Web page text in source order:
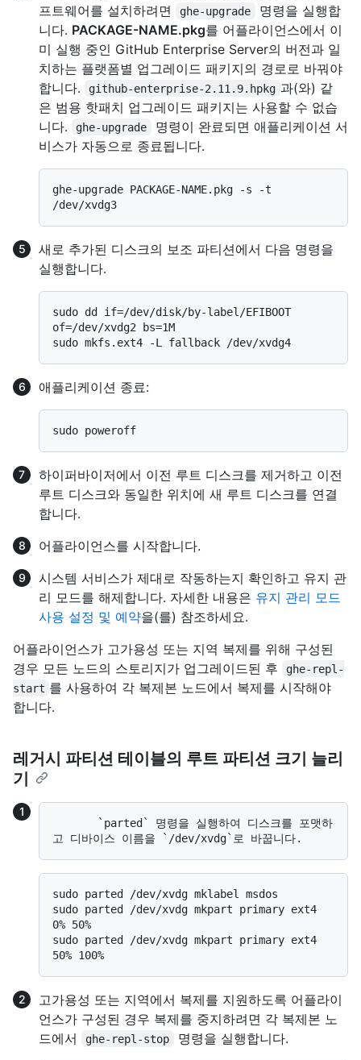
프트웨어를 설치하려면
ghe-upgrade
명령을 실행합
니다. PACKAGE-NAME.pkg를 어플라이언스에서 이
미 실행 중인 GitHub Enterprise Server의 버전과 일
치하는 플랫폼별 업그레이드 패키지의 경로로 바꿔야
합니다.
github-enterprise-2.11.9.hpkg 과(와) 같
은 범용 핫패치 업그레이드 패키지는 사용할 수 없습
니다.
ghe-upgrade
명령이 완료되면 애플리케이션 서
비스가 자동으로 종료됩니다.
ghe-upgrade PACKAGE-NAME.pkg -s -t
새로 추가된 디스크의 보조 파티션에서 다음 명령을
실행합니다.
sudo dd if=/dev/disk/by-label/EFIBOOT
of=/dev/xvdg2 bs=1M
애플리케이션 종료:
하이퍼바이저에서 이전 루트 디스크를 제거하고 이전
루트 디스크와 동일한 위치에 새 루트 디스크를 연결
합니다.
어플라이언스를 시작합니다.
시스템 서비스가 제대로 작동하는지 확인하고 유지 관
리 모드를 해제합니다. 자세한 내용은 유지 관리 모드
사용 설정 및 예약을(를) 참조하세요.
어플라이언스가 고가용성 또는 지역 복제를 위해 구성된
경우 모든 노드의 스토리지가 업그레이드된 후
ghe-repl-
start 를 사용하여 각 복제본 노드에서 복제를 시작해야
합니다.
레거시 파티션 테이블의 루트 파티션 크기 늘리
기
sudo parted /dev/xvdg mklabel msdos
sudo parted /dev/xvdg mkpart primary ext4
0% 50%
sudo parted /dev/xvdg mkpart primary ext4
고가용성 또는 지역에서 복제를 지원하도록 어플라이
언스가 구성된 경우 복제를 중지하려면 각 복제본 노
드에서
ghe-repl-stop 명령을 실행합니다.